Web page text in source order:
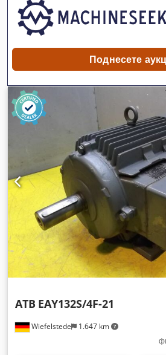
Поднесете
Wiefelstede 1.647 km
ATB EAY132S/4F-21